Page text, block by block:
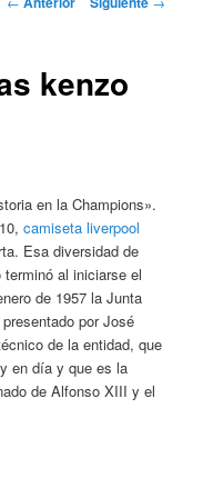
kenzo
en la Champions».
camiseta liverpool
Esa diversidad de
al iniciarse el
de 1957 la Junta
por José
de la entidad, que
en día y que es la
de Alfonso XIII y el